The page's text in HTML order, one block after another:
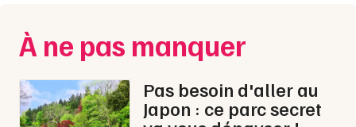
À ne pas manquer
Pas besoin d'aller au
Japon : ce parc secret